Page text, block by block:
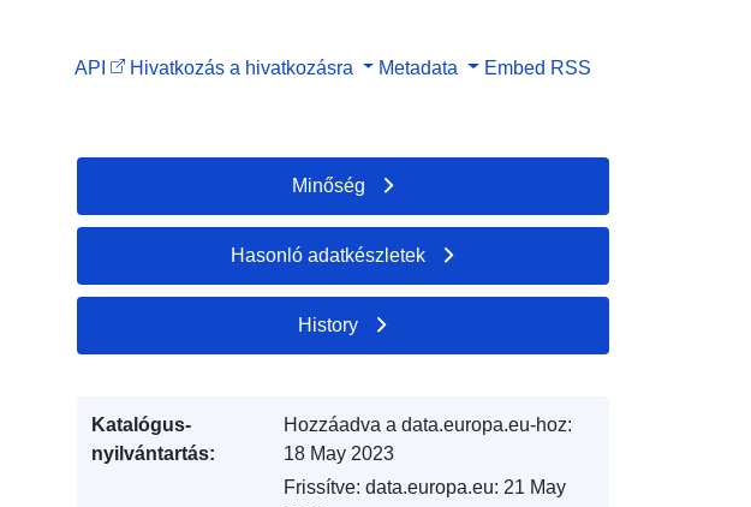
API Hivatkozás a hivatkozásra Metadata Embed RSS
Minőség
Hasonló adatkészletek
History
Katalógus-
nyilvántartás:
Hozzáadva a data.europa.eu-hoz:
18 May 2023
Frissítve: data.europa.eu: 21 May